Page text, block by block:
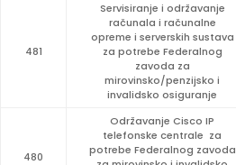
481
Servisiranje i održavanje
računala i računalne
opreme i serverskih sustava
za potrebe Federalnog
zavoda za
mirovinsko/penzijsko i
invalidsko osiguranje
480
Održavanje Cisco IP
telefonske centrale za
potrebe Federalnog zavoda